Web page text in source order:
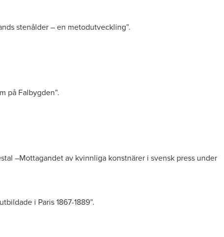
stenålder – en metodutveckling”.
på Falbygden”.
–Mottagandet av kvinnliga konstnärer i svensk press under
i Paris 1867-1889”.